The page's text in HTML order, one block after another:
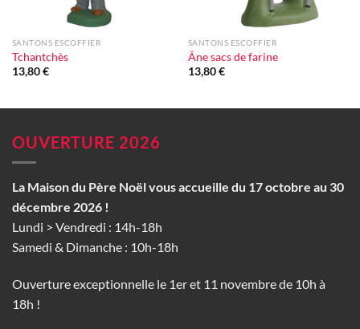
SANTONS ESCOFFIER
Tchantchès
13,80€
SANTONS ESCOFFIER
Âne sacs de farine
13,80€
OUVERTURE 2026
La Maison du Père Noël vous accueille du 17 octobre au 30
décembre 2026 !
Lundi > Vendredi : 14h-18h
Samedi & Dimanche : 10h-18h
Ouverture exceptionnelle le 1er et 11 novembre de 10h à
18h !